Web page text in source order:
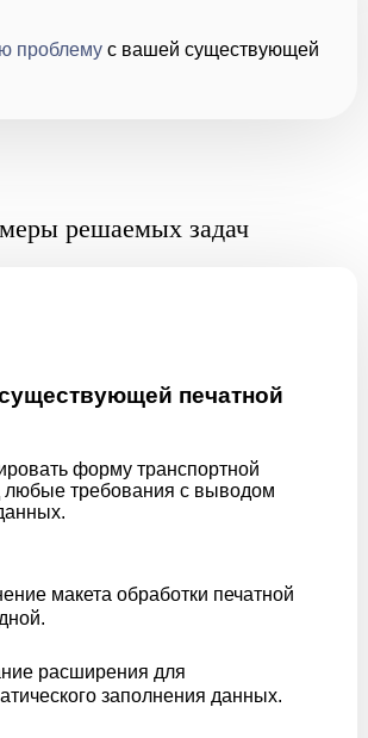
проблемус вашей существующей
решаемых задач
печатной
форму транспортной
любые требования с выводом
макета обработки печатной
расширения для
заполнения данных.